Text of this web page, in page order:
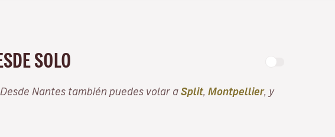
SOLO
. Desde Nantes también puedes volar a Split Montpellier, y